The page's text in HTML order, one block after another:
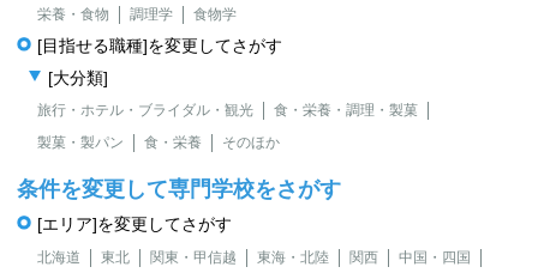
栄養・食物 調理学 食物学
[目指せる職種]を変更してさがす
[大分類]
旅行・ホテル・ブライダル・観光
食・栄養・調理・製菓
製菓・製パン
食・栄養 そのほか
条件を変更して専門学校をさがす
[エリア]を変更してさがす
北海道 東北 関東・甲信越 東海・北陸 関西
中国・四国